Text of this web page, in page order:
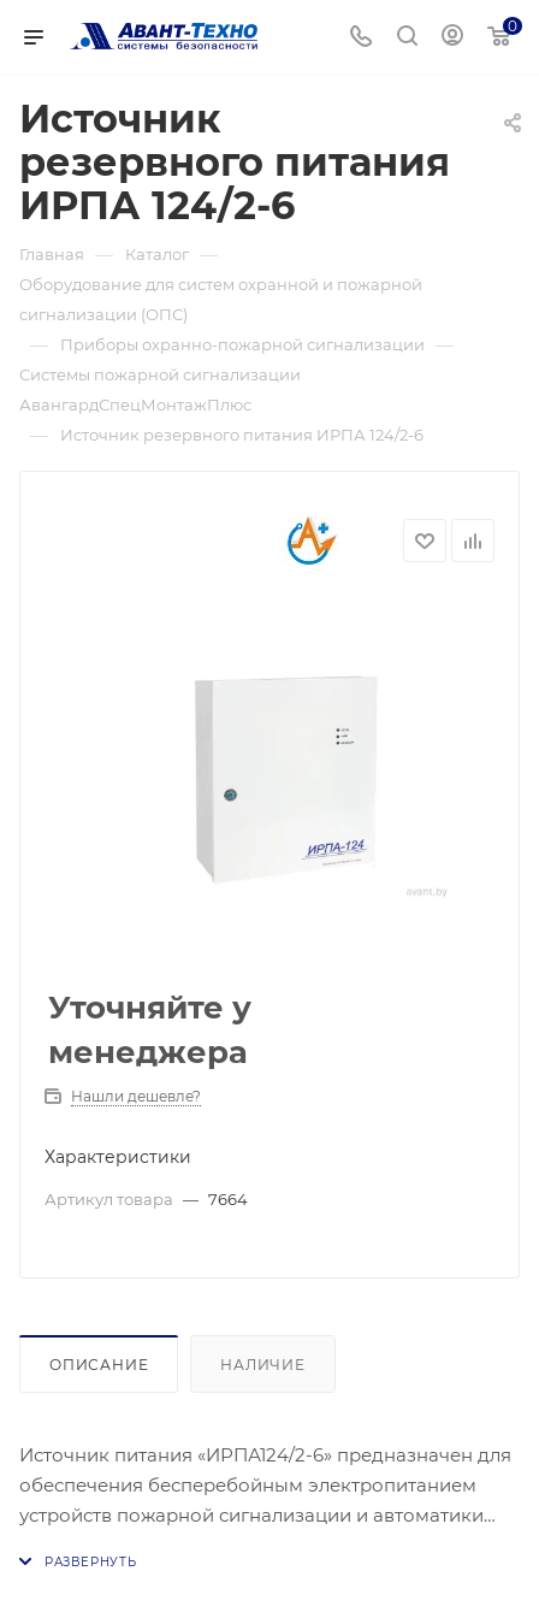
0
Источник
резервного питания
ИРПА 124/2-6
Главная — Каталог —
Оборудование для систем охранной и пожарной
сигнализации (ОПС)
— Приборы охранно-пожарной сигнализации —
Системы пожарной сигнализации
АвангардСпецМонтажПлюс
— Источник резервного питания ИРПА 124/2-6
Уточняйте у
менеджера
Нашли дешевле?
Характеристики
Артикул товара — 7664
ОПИСАНИЕ НАЛИЧИЕ
Источник питания «ИРПА124/2-6» предназначен для
обеспечения бесперебойным электропитанием
устройств пожарной сигнализации и автоматики